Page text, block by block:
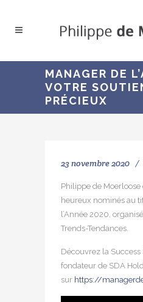
MANAGER DE
VOTRE
PRÉCIEUX
23 novembre 2020
Philippe de Moerloose
heureux nominés au
l’Année 2020,
Trends-Tendances.
Découvrez la
fondateur de SDA
sur https://